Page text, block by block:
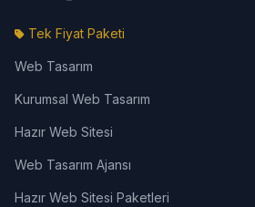
Tek Fiyat Paketi
Web Tasarım
Kurumsal Web Tasarım
Hazır Web Sitesi
Web Tasarım Ajansı
Hazır Web Sitesi Paketleri